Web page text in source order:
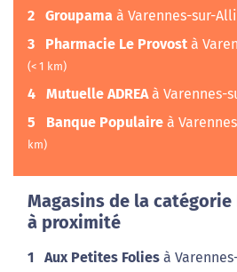
2 Groupama à Varennes-sur-
3 Pharmacie Le Provost à
(< 1 km)
4 Mutuelle ADREAà Varennes-
5 Banque Populaire à
km)
Magasins de la
à proximité
1 Aux Petites Folies à